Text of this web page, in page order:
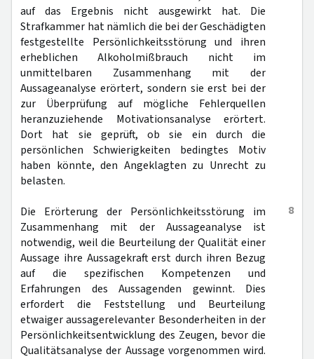
auf das Ergebnis nicht ausgewirkt hat. Die
Strafkammer hat nämlich die bei der Geschädigten
festgestellte Persönlichkeitsstörung und ihren
erheblichen Alkoholmißbrauch nicht im
unmittelbaren Zusammenhang mit der
Aussageanalyse erörtert, sondern sie erst bei der
zur Überprüfung auf mögliche Fehlerquellen
heranzuziehende Motivationsanalyse erörtert.
Dort hat sie geprüft, ob sie ein durch die
persönlichen Schwierigkeiten bedingtes Motiv
haben könnte, den Angeklagten zu Unrecht zu
belasten.
8
Die Erörterung der Persönlichkeitsstörung im
Zusammenhang mit der Aussageanalyse ist
notwendig, weil die Beurteilung der Qualität einer
Aussage ihre Aussagekraft erst durch ihren Bezug
auf die spezifischen Kompetenzen und
Erfahrungen des Aussagenden gewinnt. Dies
erfordert die Feststellung und Beurteilung
etwaiger aussagerelevanter Besonderheiten in der
Persönlichkeitsentwicklung des Zeugen, bevor die
Qualitätsanalyse der Aussage vorgenommen wird.